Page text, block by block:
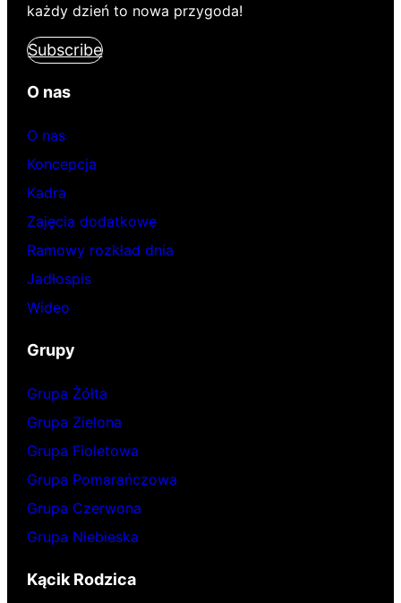
każdy dzień to nowa przygoda!
Subscribe
O nas
O nas
Koncepcja
Kadra
Zajęcia dodatkowe
Ramowy rozkład dnia
Jadłospis
Wideo
Grupy
Grupa Żółta
Grupa Zielona
Grupa Fioletowa
Grupa Pomarańczowa
Grupa Czerwona
Grupa Niebieska
Kącik Rodzica